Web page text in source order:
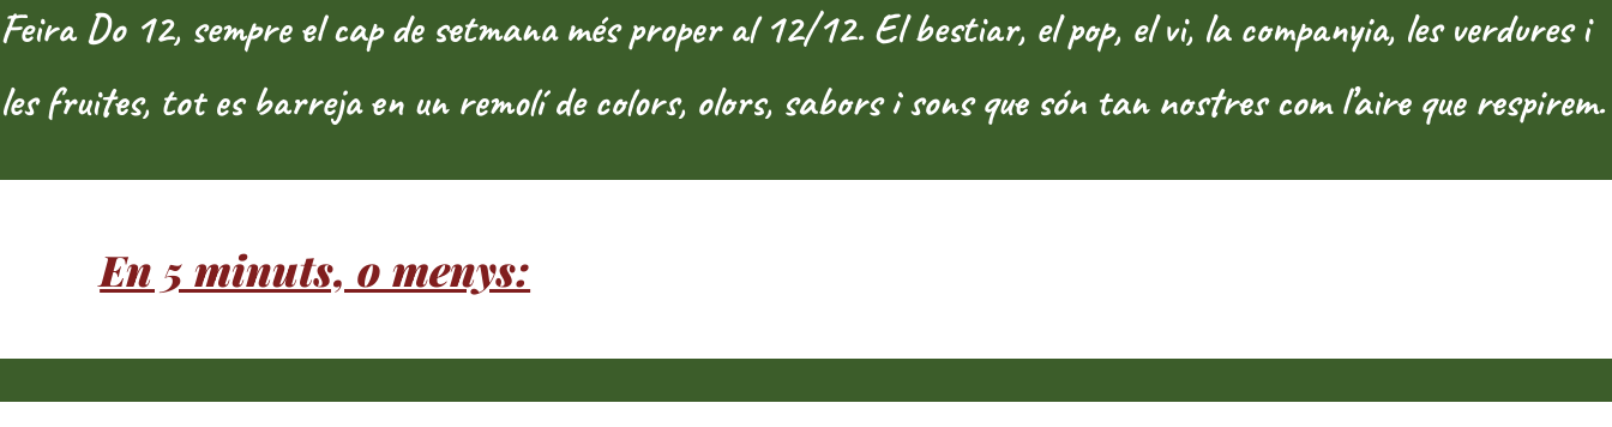
Feira Do 12, sempre el cap de setmana més proper al 12/12. El bestiar, el pop, el vi, la companyia, les verdures i
les fruites, tot es barreja en un remolí de colors, olors, sabors i sons que són tan nostres com l’aire que respirem.
En 5 minuts, o menys: